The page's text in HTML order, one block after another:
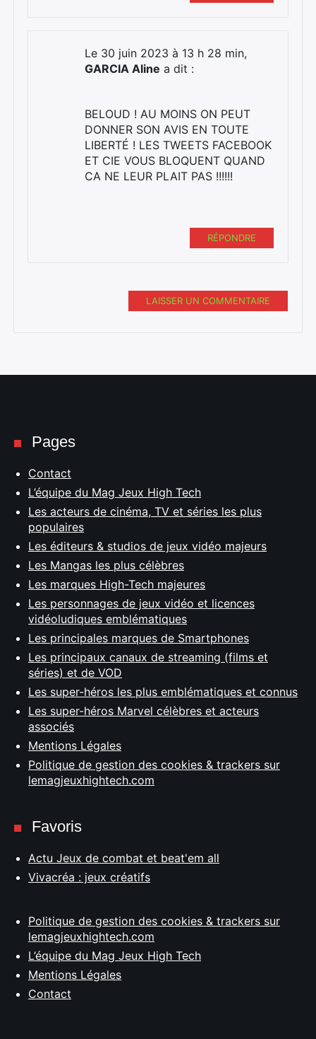
Le 30 juin 2023 à 13 h 28 min,
GARCIA Aline a dit :
BELOUD ! AU MOINS ON PEUT
DONNER SON AVIS EN TOUTE
LIBERTÉ ! LES TWEETS FACEBOOK
ET CIE VOUS BLOQUENT QUAND
CA NE LEUR PLAIT PAS !!!!!!
RÉPONDRE
LAISSER UN COMMENTAIRE
Pages
Contact
L’équipe du Mag Jeux High Tech
Les acteurs de cinéma, TV et séries les plus
populaires
Les éditeurs & studios de jeux vidéo majeurs
Les Mangas les plus célèbres
Les marques High-Tech majeures
Les personnages de jeux vidéo et licences
vidéoludiques emblématiques
Les principales marques de Smartphones
Les principaux canaux de streaming (films et
séries) et de VOD
Les super-héros les plus emblématiques et connus
Les super-héros Marvel célèbres et acteurs
associés
Mentions Légales
Politique de gestion des cookies & trackers sur
lemagjeuxhightech.com
Favoris
Actu Jeux de combat et beat'em all
Vivacréa : jeux créatifs
Politique de gestion des cookies & trackers sur
lemagjeuxhightech.com
L’équipe du Mag Jeux High Tech
Mentions Légales
Contact